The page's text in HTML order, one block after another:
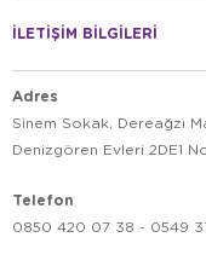
İLETİŞİM BİLGİLERİ
Adres
Sinem Sokak, Dereağzı
Denizgören Evleri 2DE1
Telefon
0850 420 07 38 - 0549